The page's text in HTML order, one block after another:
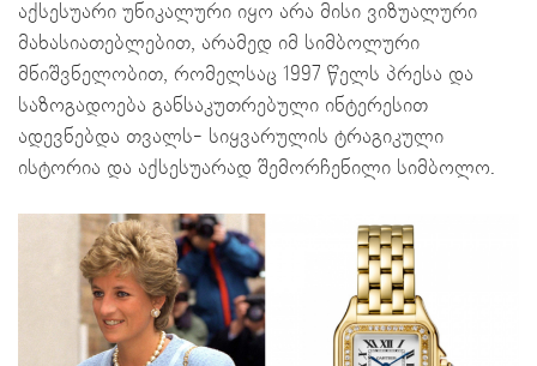
აქსესუარი უნიკალური იყო არა მისი ვიზუალური
მახასიათებლებით, არამედ იმ სიმბოლური
მნიშვნელობით, რომელსაც 1997 წელს პრესა და
საზოგადოება განსაკუთრებული ინტერესით
ადევნებდა თვალს- სიყვარულის ტრაგიკული
ისტორია და აქსესუარად შემორჩენილი სიმბოლო.